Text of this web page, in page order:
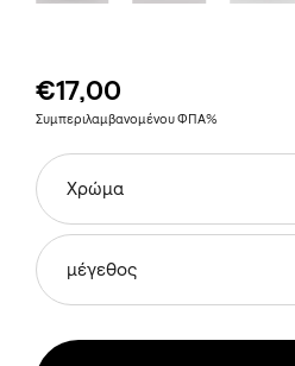
€17,00
Συμπεριλαμβανομένου ΦΠΑ%
Χρώμα
μέγεθος